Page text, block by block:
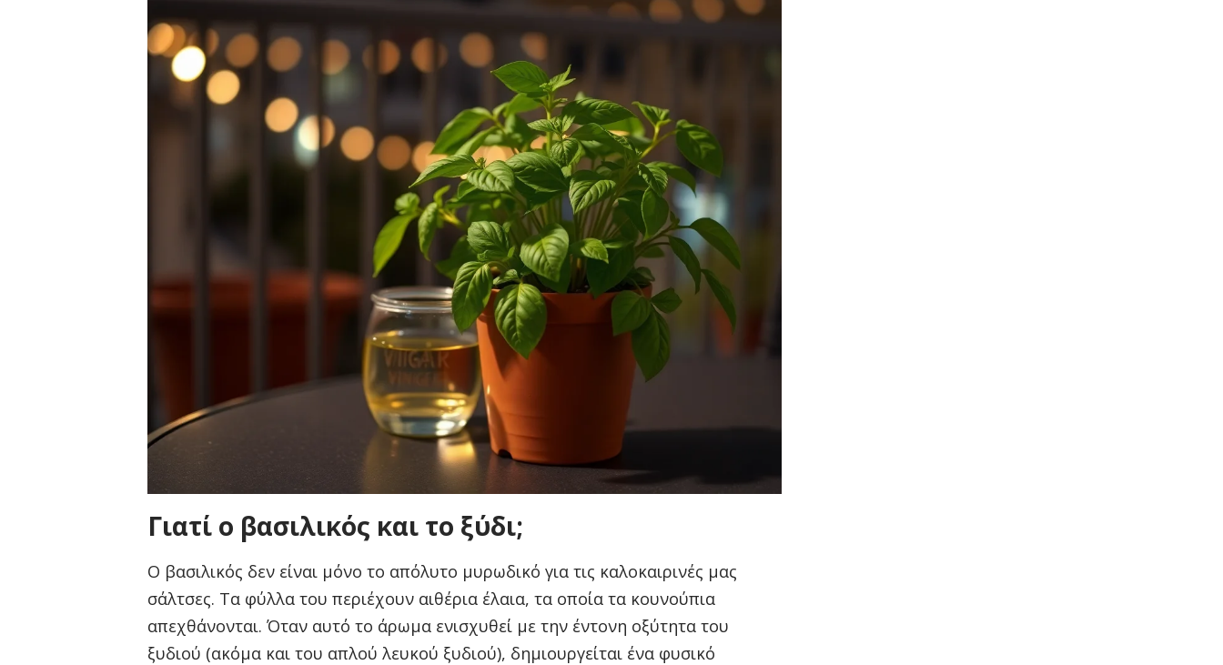
Γιατί ο βασιλικός και το ξύδι;
Ο βασιλικός δεν είναι μόνο το απόλυτο μυρωδικό για τις καλοκαιρινές μας
σάλτσες. Τα φύλλα του περιέχουν αιθέρια έλαια, τα οποία τα κουνούπια
απεχθάνονται. Όταν αυτό το άρωμα ενισχυθεί με την έντονη οξύτητα του
ξυδιού (ακόμα και του απλού λευκού ξυδιού), δημιουργείται ένα φυσικό